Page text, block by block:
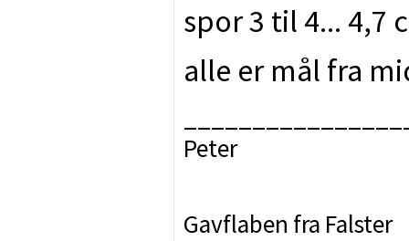
spor 3 til 4... 4,7
alle er mål fra
Peter
Gavflaben fra Falster